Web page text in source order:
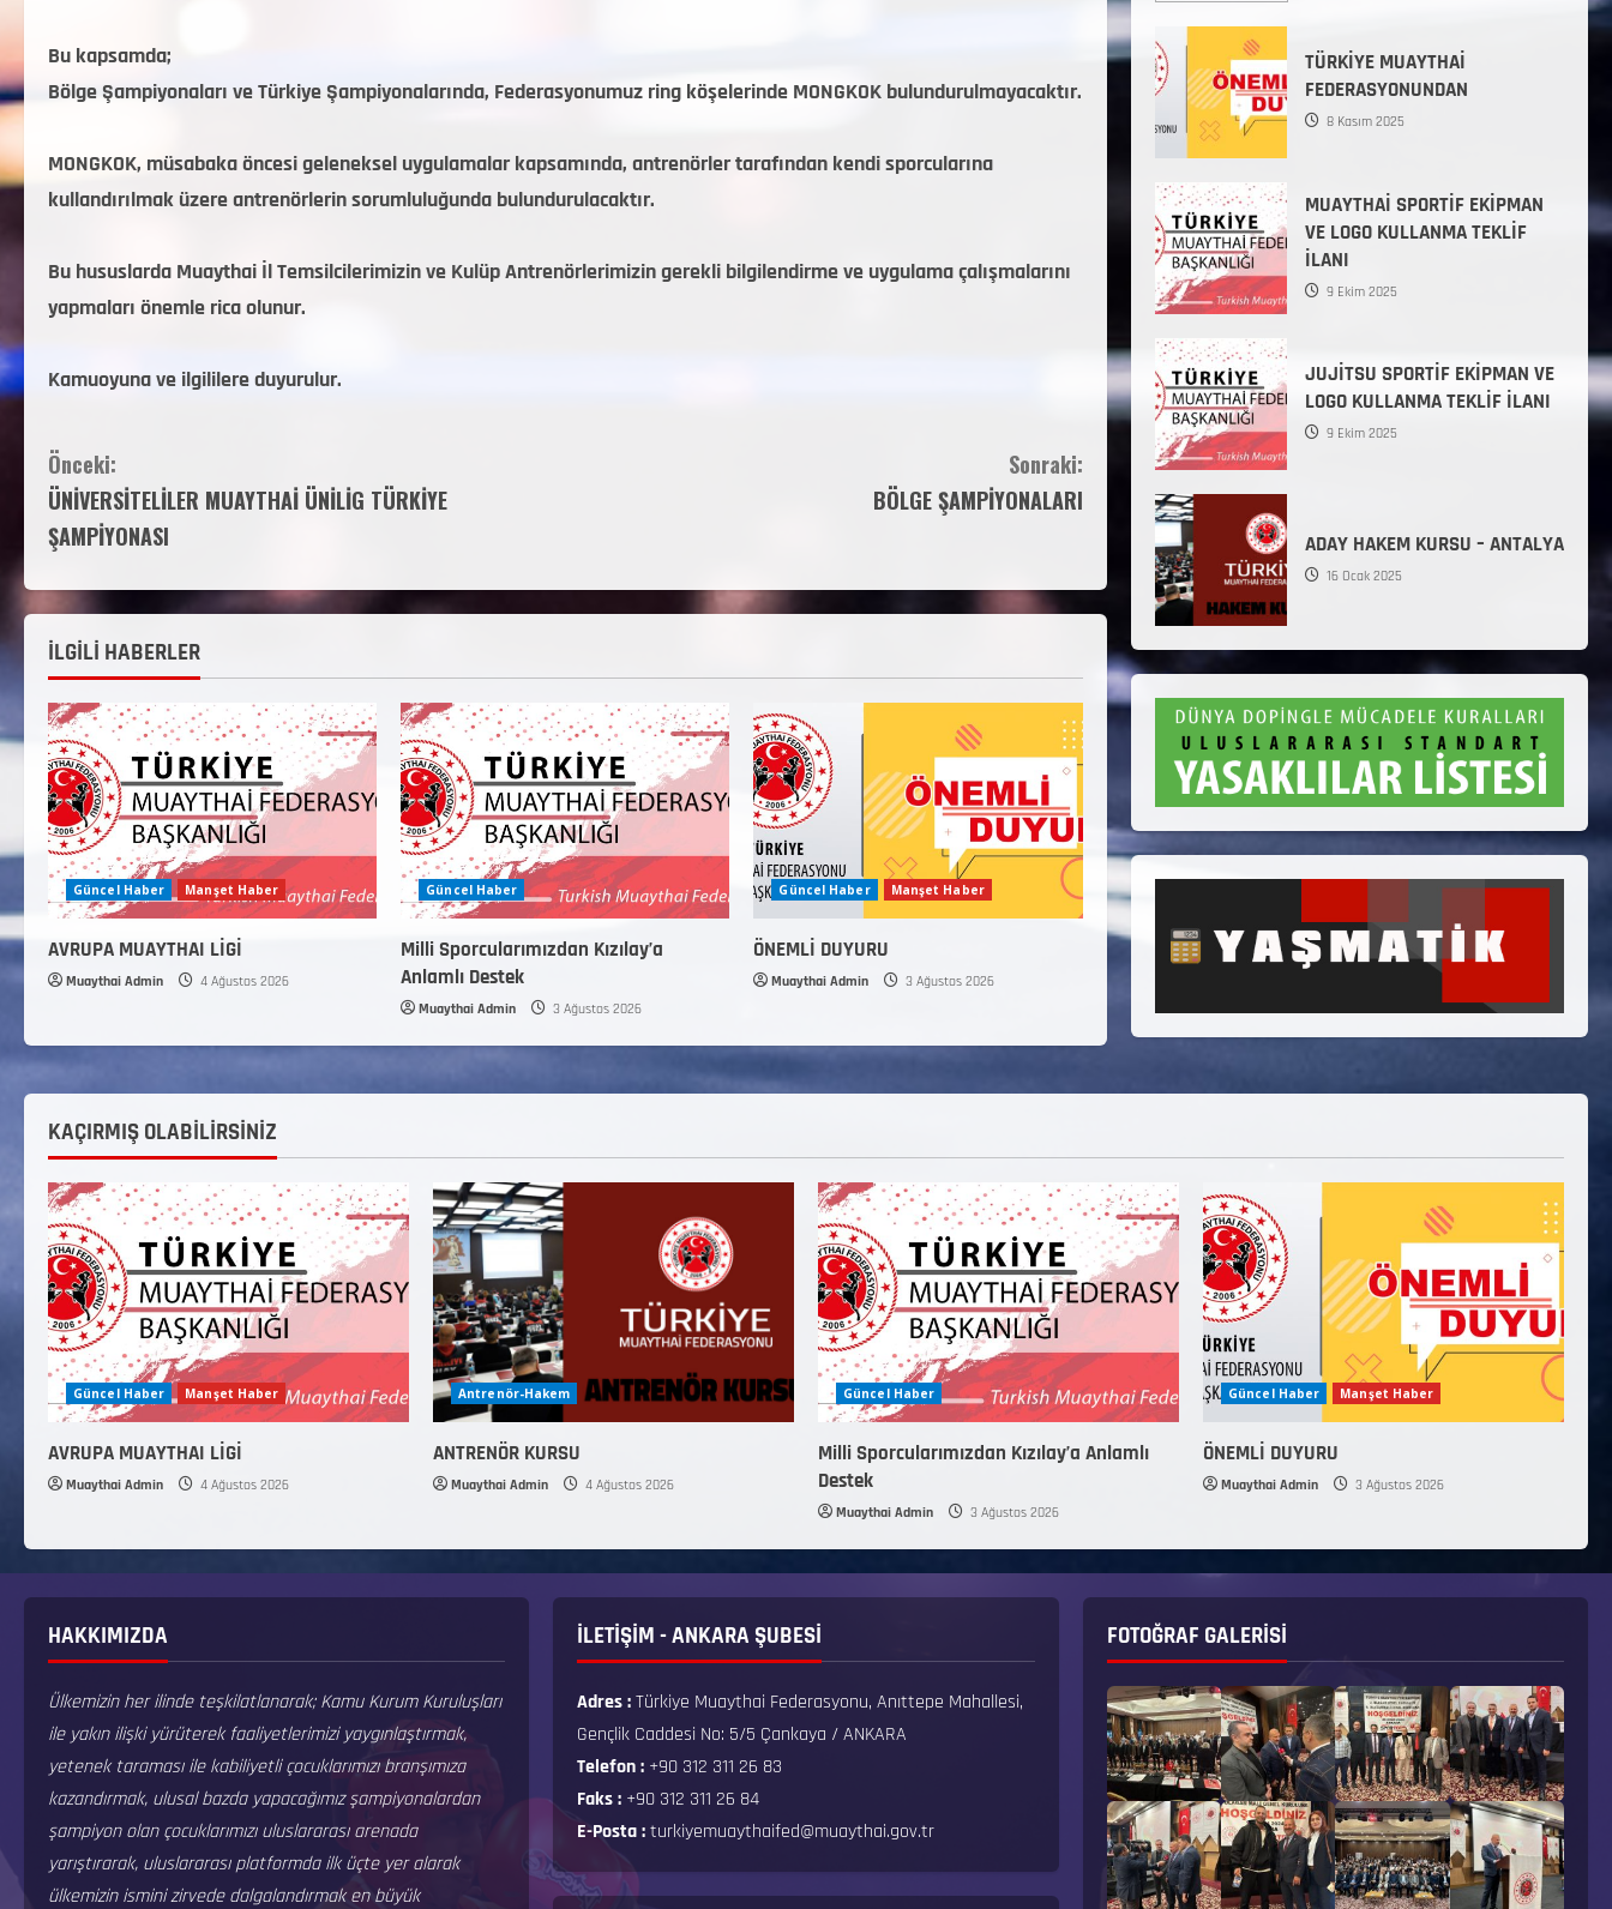
Bu kapsamda;
Bölge Şampiyonaları ve Türkiye Şampiyonalarında, Federasyonumuz ring köşelerinde MONGKOK bulundurulmayacaktır.
MONGKOK, müsabaka öncesi geleneksel uygulamalar kapsamında, antrenörler tarafından kendi sporcularına
kullandırılmak üzere antrenörlerin sorumluluğunda bulundurulacaktır.
Bu hususlarda Muaythai İl Temsilcilerimizin ve Kulüp Antrenörlerimizin gerekli bilgilendirme ve uygulama çalışmalarını
yapmaları önemle rica olunur.
Kamuoyuna ve ilgililere duyurulur.
Önceki:
ÜNİVERSİTELİLER MUAYTHAİ ÜNİLİG TÜRKİYE
ŞAMPİYONASI
Sonraki:
BÖLGE ŞAMPİYONALARI
İLGİLİ HABERLER
Güncel Haber Manşet Haber
AVRUPA MUAYTHAI LİGİ
Muaythai Admin 4 Ağustos 2026
Güncel Haber
Milli Sporcularımızdan Kızılay’a
Anlamlı Destek
Muaythai Admin 3 Ağustos 2026
Güncel Haber Manşet Haber
ÖNEMLİ DUYURU
Muaythai Admin 3 Ağustos 2026
TÜRKİYE MUAYTHAİ
FEDERASYONUNDAN
8 Kasım 2025
MUAYTHAİ SPORTİF EKİPMAN
VE LOGO KULLANMA TEKLİF
İLANI
9 Ekim 2025
JUJİTSU SPORTİF EKİPMAN VE
LOGO KULLANMA TEKLİF İLANI
9 Ekim 2025
ADAY HAKEM KURSU – ANTALYA
16 Ocak 2025
KAÇIRMIŞ OLABİLİRSİNİZ
Güncel Haber Manşet Haber
AVRUPA MUAYTHAI LİGİ
Muaythai Admin 4 Ağustos 2026
Antrenör-Hakem
ANTRENÖR KURSU
Muaythai Admin 4 Ağustos 2026
Güncel Haber
Milli Sporcularımızdan Kızılay’a Anlamlı
Destek
Muaythai Admin 3 Ağustos 2026
Güncel Haber Manşet Haber
ÖNEMLİ DUYURU
Muaythai Admin 3 Ağustos 2026
HAKKIMIZDA
Ülkemizin her ilinde teşkilatlanarak; Kamu Kurum Kuruluşları
ile yakın ilişki yürüterek faaliyetlerimizi yaygınlaştırmak,
yetenek taraması ile kabiliyetli çocuklarımızı branşımıza
kazandırmak, ulusal bazda yapacağımız şampiyonalardan
şampiyon olan çocuklarımızı uluslararası arenada
yarıştırarak, uluslararası platformda ilk üçte yer alarak
ülkemizin ismini zirvede dalgalandırmak en büyük
İLETİŞİM - ANKARA ŞUBESİ
Adres :Türkiye Muaythai Federasyonu, Anıttepe Mahallesi,
Gençlik Caddesi No: 5/5 Çankaya / ANKARA
Telefon : +90 312 311 26 83
Faks : +90 312 311 26 84
E-Posta :turkiyemuaythaifed@muaythai.gov.tr
FOTOĞRAF GALERISI